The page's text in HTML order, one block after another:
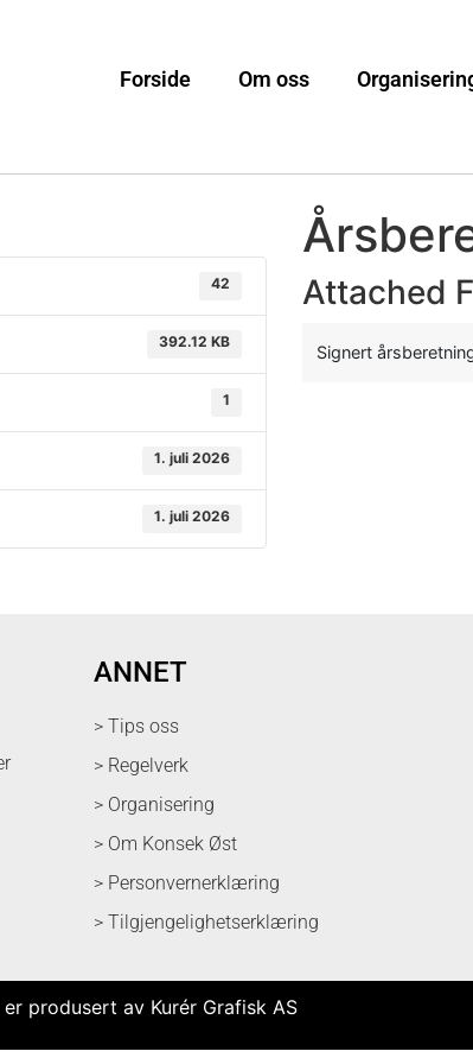
Forside Om oss
42
392.12 KB
1
1. juli 2026
1. juli 2026
Attached
Signert
ANNET
> Tips oss
> Regelverk
> Organisering
> Om Konsek Øst
> Personvernerklæring
> Tilgjengelighetserklæring
produsert av Kurér Grafisk AS